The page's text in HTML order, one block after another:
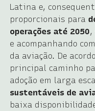
Latina e,
proporcionais para
operações até 2050,
e acompanhando
da aviação. De
principal caminho
adoção em larga
sustentáveis de
baixa